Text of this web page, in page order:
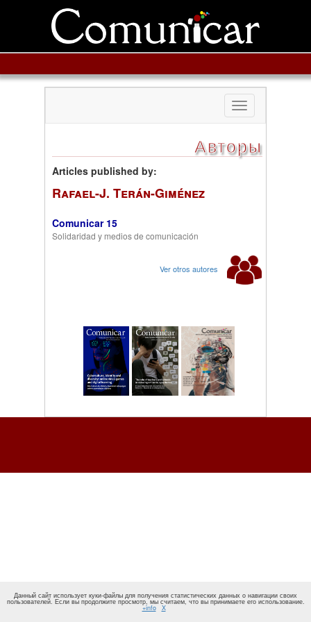
Toggle
navigation
Авторы
Articles published by:
Rafael-J. Terán-Giménez
Comunicar 15
Solidaridad y medios de comunicación
Ver otros autores
Данный сайт использует куки-файлы для получения статистических данных о навигации своих
пользователей. Если вы продолжите просмотр, мы считаем, что вы принимаете его использование.
+info X